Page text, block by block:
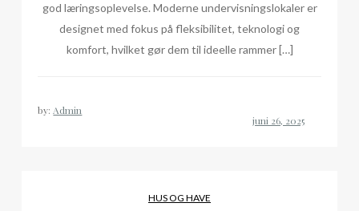
god læringsoplevelse. Moderne undervisningslokaler er
designet med fokus på fleksibilitet, teknologi og
komfort, hvilket gør dem til ideelle rammer […]
by: Admin
HUS OG HAVE